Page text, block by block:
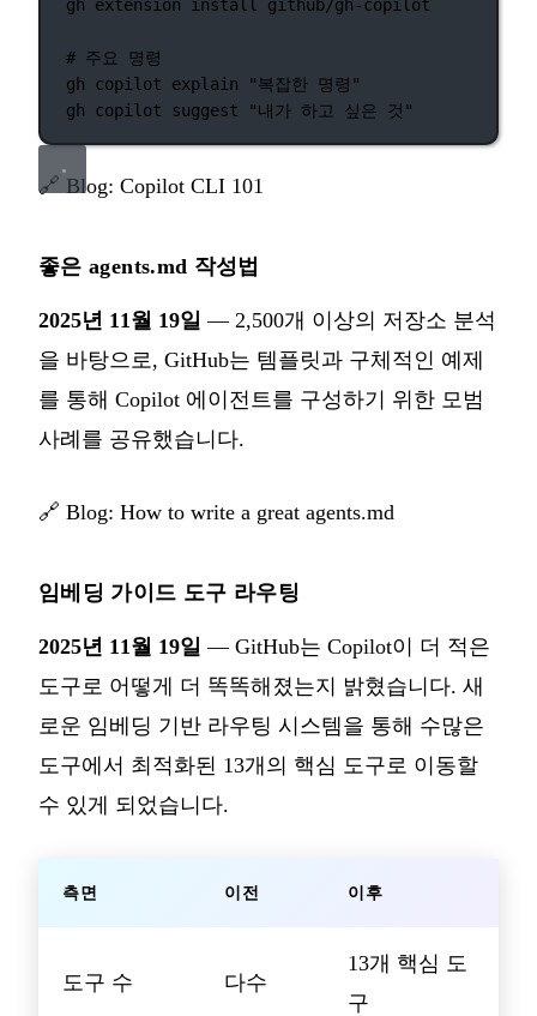
gh extension install github/gh-copilot
# 주요 명령
gh
copilot explain
"복잡한 명령"
gh
copilot suggest "내가 하고 싶은 것"
🔗 Blog: Copilot CLI 101
좋은 agents.md 작성법
2025년 11월 19일 — 2,500개 이상의 저장소 분석
을 바탕으로, GitHub는 템플릿과 구체적인 예제
를 통해 Copilot 에이전트를 구성하기 위한 모범
사례를 공유했습니다.
🔗 Blog: How to write a great agents.md
임베딩 가이드 도구 라우팅
2025년 11월 19일 — GitHub는 Copilot이 더 적은
도구로 어떻게 더 똑똑해졌는지 밝혔습니다. 새
로운 임베딩 기반 라우팅 시스템을 통해 수많은
도구에서 최적화된 13개의 핵심 도구로 이동할
수 있게 되었습니다.
측면 이전 이후
도구 수 다수
13개 핵심 도
구